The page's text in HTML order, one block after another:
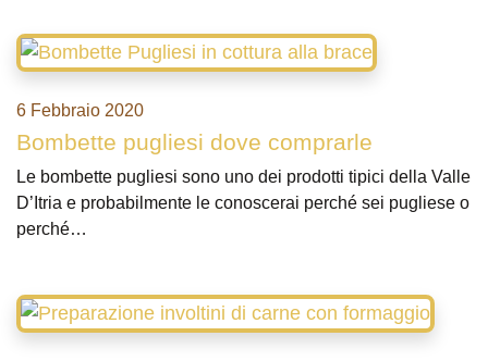
6 Febbraio 2020
Bombette pugliesi dove comprarle
Le bombette pugliesi sono uno dei prodotti tipici della Valle
D’Itria e probabilmente le conoscerai perché sei pugliese o
perché…